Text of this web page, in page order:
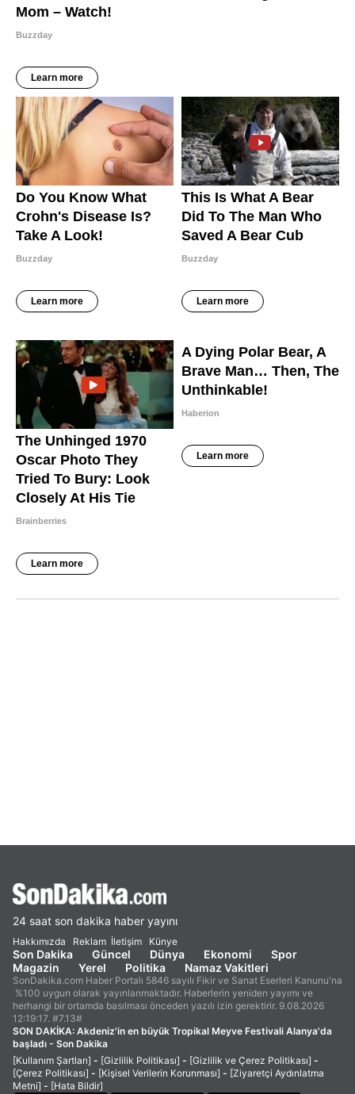
24 saat son dakika haber yayını
Hakkımızda Reklam İletişim Künye
Son Dakika Güncel Dünya Ekonomi
Spor
Magazin
Yerel Politika Namaz Vakitleri
SonDakika.com Haber Portalı 5846 sayılı Fikir ve Sanat Eserleri Kanunu'na
%100 uygun olarak yayınlanmaktadır. Haberlerin yeniden yayımı ve
herhangi bir ortamda basılması önceden yazılı izin gerektirir. 9.08.2026
12:19:17. #7.13#
SON DAKİKA: Akdeniz'in en büyük Tropikal Meyve Festivali Alanya'da
başladı - Son Dakika
[Kullanım Şartları] - [Gizlilik Politikası] - [Gizlilik ve Çerez Politikası] -
[Çerez Politikası] - [Kişisel Verilerin Korunması] - [Ziyaretçi Aydınlatma
Metni] - [Hata Bildir]